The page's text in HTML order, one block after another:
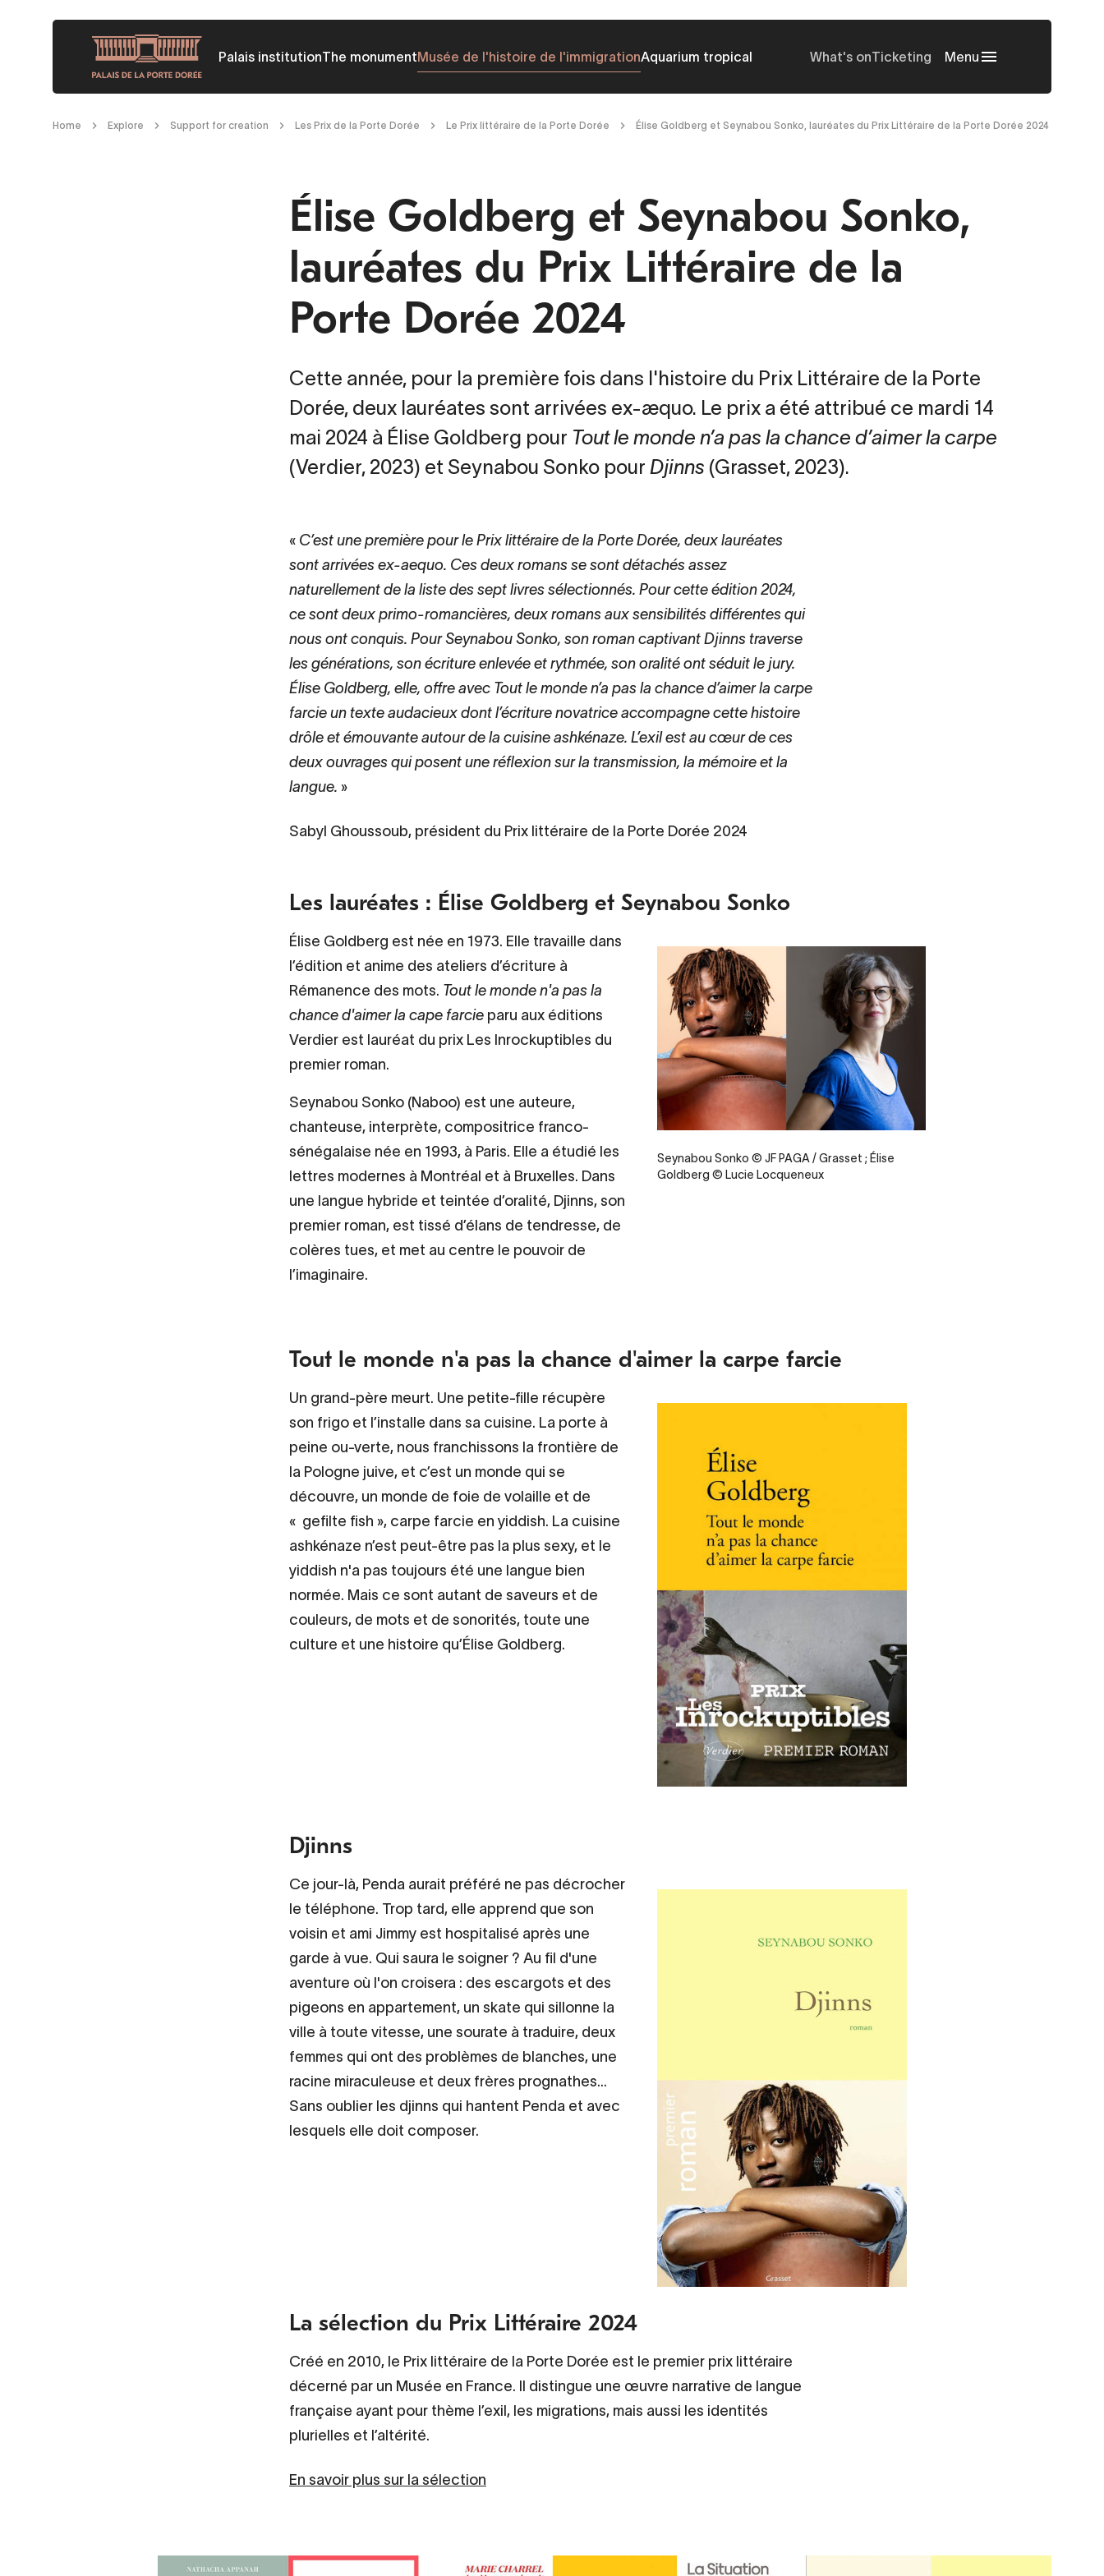
content
Palais institutionThe monumentMusée de l'histoire de l'immigrationAquarium tropical What's onTicketing Menu
Breadcrumb
Home Explore Support for creation Les Prix de la Porte Dorée Le Prix littéraire de la Porte Dorée Élise Goldberg et Seynabou Sonko, lauréates du Prix Littéraire de la Porte Dorée 2024
Élise Goldberg et Seynabou Sonko,
lauréates du Prix Littéraire de la
Porte Dorée 2024
Cette année, pour la première fois dans l'histoire du Prix Littéraire de la Porte
Dorée, deux lauréates sont arrivées ex-æquo. Le prix a été attribué ce mardi 14
mai 2024 à Élise Goldberg pour Tout le monde n’a pas la chance d’aimer la carpe
(Verdier, 2023) et Seynabou Sonko pour Djinns (Grasset, 2023).
C’est une première pour le Prix littéraire de la Porte Dorée, deux lauréates
sont arrivées ex-aequo. Ces deux romans se sont détachés assez
naturellement de la liste des sept livres sélectionnés. Pour cette édition 2024,
ce sont deux primo-romancières, deux romans aux sensibilités différentes qui
nous ont conquis. Pour Seynabou Sonko, son roman captivant Djinns traverse
les générations, son écriture enlevée et rythmée, son oralité ont séduit le jury.
Élise Goldberg, elle, offre avec Tout le monde n’a pas la chance d’aimer la carpe
farcie un texte audacieux dont l’écriture novatrice accompagne cette histoire
drôle et émouvante autour de la cuisine ashkénaze. L’exil est au cœur de ces
deux ouvrages qui posent une réflexion sur la transmission, la mémoire et la
langue.
Sabyl Ghoussoub, président du Prix littéraire de la Porte Dorée 2024
Les lauréates : Élise Goldberg et Seynabou Sonko
Seynabou Sonko © JF PAGA / Grasset ; Élise
Goldberg © Lucie Locqueneux
Élise Goldberg est née en 1973. Elle travaille dans
l’édition et anime des ateliers d’écriture à
Rémanence des mots. Tout le monde n'a pas la
chance d'aimer la cape farcie paru aux éditions
Verdier est lauréat du prix Les Inrockuptibles du
premier roman.
Seynabou Sonko (Naboo) est une auteure,
chanteuse, interprète, compositrice franco-
sénégalaise née en 1993, à Paris. Elle a étudié les
lettres modernes à Montréal et à Bruxelles. Dans
une langue hybride et teintée d’oralité, Djinns, son
premier roman, est tissé d’élans de tendresse, de
colères tues, et met au centre le pouvoir de
l’imaginaire.
Tout le monde n'a pas la chance d'aimer la carpe farcie
Un grand-père meurt. Une petite-fille récupère
son frigo et l’installe dans sa cuisine. La porte à
peine ou-verte, nous franchissons la frontière de
la Pologne juive, et c’est un monde qui se
découvre, un monde de foie de volaille et de
« gefilte fish », carpe farcie en yiddish. La cuisine
ashkénaze n’est peut-être pas la plus sexy, et le
yiddish n'a pas toujours été une langue bien
normée. Mais ce sont autant de saveurs et de
couleurs, de mots et de sonorités, toute une
culture et une histoire qu’Élise Goldberg.
Djinns
Ce jour-là, Penda aurait préféré ne pas décrocher
le téléphone. Trop tard, elle apprend que son
voisin et ami Jimmy est hospitalisé après une
garde à vue. Qui saura le soigner ? Au fil d'une
aventure où l'on croisera : des escargots et des
pigeons en appartement, un skate qui sillonne la
ville à toute vitesse, une sourate à traduire, deux
femmes qui ont des problèmes de blanches, une
racine miraculeuse et deux frères prognathes...
Sans oublier les djinns qui hantent Penda et avec
lesquels elle doit composer.
La sélection du Prix Littéraire 2024
Créé en 2010, le Prix littéraire de la Porte Dorée est le premier prix littéraire
décerné par un Musée en France. Il distingue une œuvre narrative de langue
française ayant pour thème l’exil, les migrations, mais aussi les identités
plurielles et l’altérité.
En savoir plus sur la sélection